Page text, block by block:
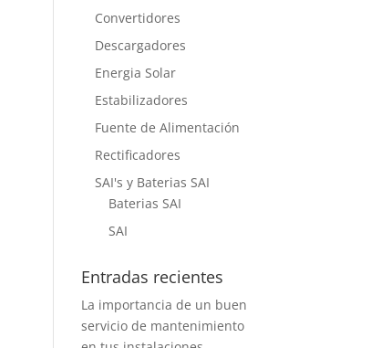
Convertidores
Descargadores
Energia Solar
Estabilizadores
Fuente de Alimentación
Rectificadores
SAI's y Baterias SAI
Baterias SAI
SAI
Entradas recientes
La importancia de un buen
servicio de mantenimiento